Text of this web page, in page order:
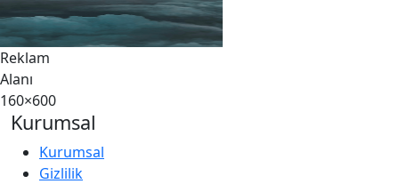
Reklam
Alanı
160×600
Kurumsal
Kurumsal
Gizlilik